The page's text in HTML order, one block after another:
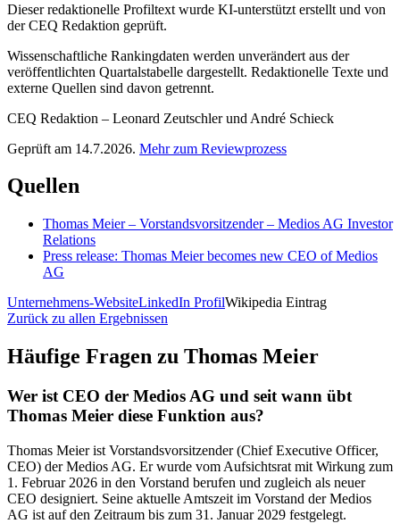
Dieser redaktionelle Profiltext wurde KI-unterstützt erstellt und von
der CEQ Redaktion geprüft.
Wissenschaftliche Rankingdaten werden unverändert aus der
veröffentlichten Quartalstabelle dargestellt. Redaktionelle Texte und
externe Quellen sind davon getrennt.
CEQ Redaktion – Leonard Zeutschler und André Schieck
Geprüft am 14.7.2026. Mehr zum Reviewprozess
Quellen
Thomas Meier – Vorstandsvorsitzender – Medios AG Investor
Relations
Press release: Thomas Meier becomes new CEO of Medios
AG
Unternehmens-WebsiteLinkedIn ProfilWikipedia Eintrag
Zurück zu allen Ergebnissen
Häufige Fragen zu Thomas Meier
Wer ist CEO der Medios AG und seit wann übt
Thomas Meier diese Funktion aus?
Thomas Meier ist Vorstandsvorsitzender (Chief Executive Officer,
CEO) der Medios AG. Er wurde vom Aufsichtsrat mit Wirkung zum
1. Februar 2026 in den Vorstand berufen und zugleich als neuer
CEO designiert. Seine aktuelle Amtszeit im Vorstand der Medios
AG ist auf den Zeitraum bis zum 31. Januar 2029 festgelegt.